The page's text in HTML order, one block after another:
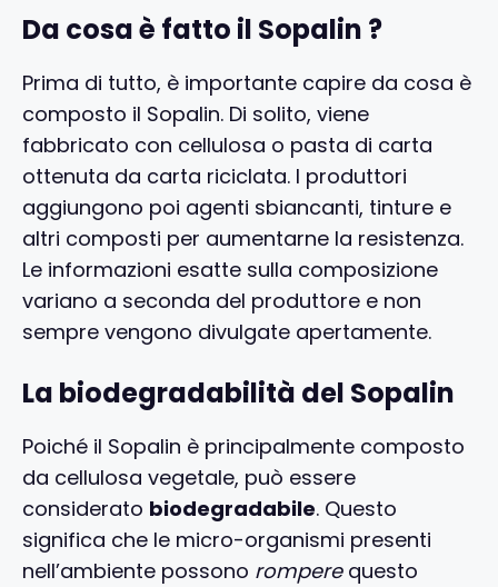
Da cosa è fatto il Sopalin ?
Prima di tutto, è importante capire da cosa è
composto il Sopalin. Di solito, viene
fabbricato con cellulosa o pasta di carta
ottenuta da carta riciclata. I produttori
aggiungono poi agenti sbiancanti, tinture e
altri composti per aumentarne la resistenza.
Le informazioni esatte sulla composizione
variano a seconda del produttore e non
sempre vengono divulgate apertamente.
La biodegradabilità del Sopalin
Poiché il Sopalin è principalmente composto
da cellulosa vegetale, può essere
considerato biodegradabile. Questo
significa che le micro-organismi presenti
nell’ambiente possono romperequesto